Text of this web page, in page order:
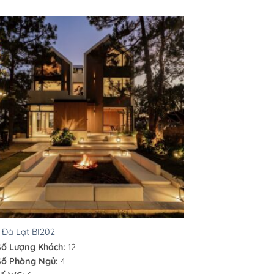
Đà Lạt BI202
Lượng Khách: 12
Phòng Ngủ: 4